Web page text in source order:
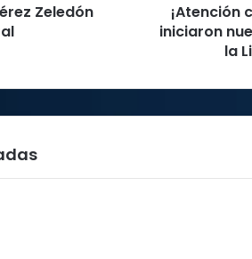
Zeledón
¡Atención
iniciaron
la